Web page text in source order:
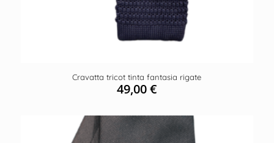
Cravatta tricot tinta fantasia rigate
49,00€